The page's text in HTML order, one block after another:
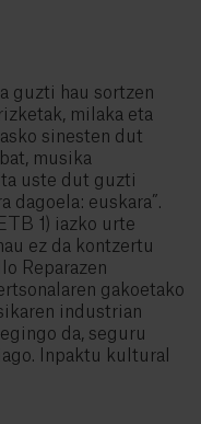
guzti hau sortzen
milaka eta
sinesten dut
musika
uste dut guzti
dagoela: euskara”.
1) iazko urte
ez da kontzertu
Reparazen
gakoetako
industrian
da, seguru
Inpaktu kultural